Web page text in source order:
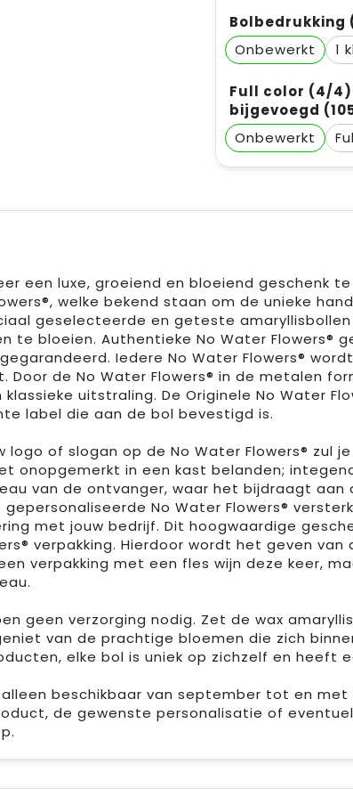
Bolbedrukking
Onbewerkt
1
Full color (4/
bijgevoegd
Onbewerkt
een luxe, groeiend en bloeiend geschenk
welke bekend staan om de unieke
geselecteerde en geteste
te bloeien. Authentieke No Water Flowers®
Iedere No Water Flowers®
de No Water Flowers® in de metalen
uitstraling. De Originele No Water
label die aan de bol bevestigd is.
of slogan op de No Water Flowers® zul
onopgemerkt in een kast belanden;
van de ontvanger, waar het bijdraagt aan
No Water Flowers®
met jouw bedrijf. Dit hoogwaardige
verpakking. Hierdoor wordt het geven
verpakking met een fles wijn deze keer,
geen verzorging nodig. Zet de wax
van de prachtige bloemen die zich
elke bol is uniek op zichzelf en heeft
alleen beschikbaar van september tot en met
de gewenste personalisatie of